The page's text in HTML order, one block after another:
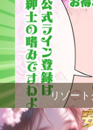
リゾー